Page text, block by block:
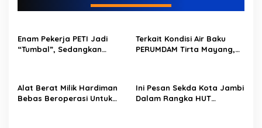
a
s
i
o
s
Enam Pekerja PETI Jadi
“Tumbal”, Sedangkan
Terkait Kondisi Air Baku
PERUMDAM Tirta Mayang,
Alat Berat Milik Hardiman
Bebas Beroperasi Untuk
Ini Pesan Sekda Kota Jambi
Dalam Rangka HUT